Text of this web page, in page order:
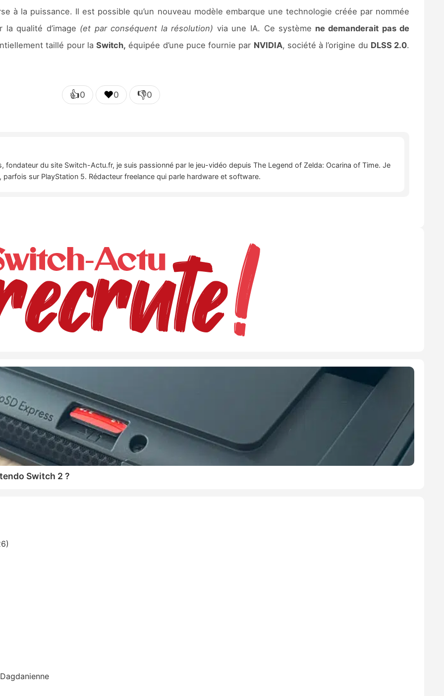
à la puissance. Il est possible qu’un nouveau modèle embarque une technologie créée par nommée
la qualité d’image (et par conséquent la résolution) via une IA. Ce système ne demanderait pas de
taillé pour laSwitch, équipée d’une puce fournie par NVIDIA, société à l’origine du DLSS 2.0.
👍0 ❤️0 👎0
fondateur du site Switch-Actu.fr, je suis passionné par le jeu-vidéo depuis The Legend of Zelda: Ocarina of Time. Je
sur PlayStation 5. Rédacteur freelance qui parle hardware et software.
Switch 2 ?